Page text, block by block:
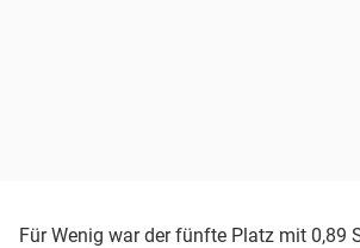
Für Wenig war der fünfte Platz mit 0,89